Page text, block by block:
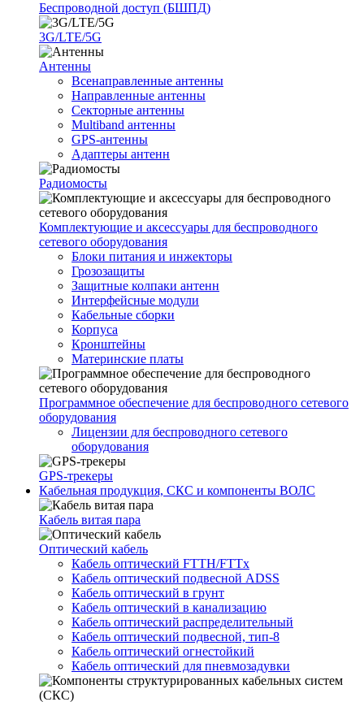
Беспроводной доступ (БШПД)
3G/LTE/5G
Антенны
Всенаправленные антенны
Направленные антенны
Секторные антенны
Multiband антенны
GPS-антенны
Адаптеры антенн
Радиомосты
Комплектующие и аксессуары для беспроводного
сетевого оборудования
Блоки питания и инжекторы
Грозозащиты
Защитные колпаки антенн
Интерфейсные модули
Кабельные сборки
Корпуса
Кронштейны
Материнские платы
Программное обеспечение для беспроводного сетевого
оборудования
Лицензии для беспроводного сетевого
оборудования
GPS-трекеры
Кабельная продукция, СКС и компоненты ВОЛС
Кабель витая пара
Оптический кабель
Кабель оптический FTTH/FTTx
Кабель оптический подвесной ADSS
Кабель оптический в грунт
Кабель оптический в канализацию
Кабель оптический распределительный
Кабель оптический подвесной, тип-8
Кабель оптический огнестойкий
Кабель оптический для пневмозадувки